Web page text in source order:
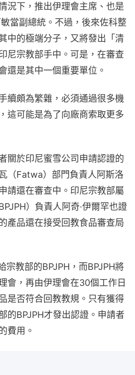
況下，推出伊理會主席、也是
當副總統。不過，後來佐科整
中的極端分子，又將發出「清
尼宗教部手中。可是，在審查
還是其中一個重要單位。
續頗為繁雜，必須通過很多機
這可能是為了向廠商索取更多
關於印尼蜜雪公司申請認證的
（Fatwa）部門負責人阿斯洛
請還在審查中。印尼宗教部屬
）負責人阿奇·伊爾罕也證
產品還在接受回教食品審查局
宗教部的BPJPH，而BPJPH將
會，再由伊理會在30個工作日
是否符合回教教規。只有獲得
的BPJPH才發出認證。申請者
費用。